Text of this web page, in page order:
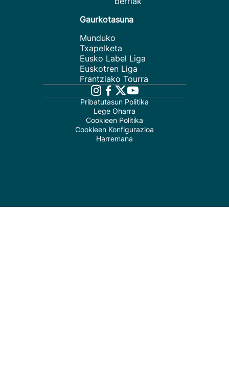
Gaurkotasuna
Munduko
Txapelketa
Eusko Label Liga
Euskotren Liga
Frantziako Tourra
Pribatutasun Politika
Lege Oharra
Cookieen Politika
Cookieen Konfigurazioa
Harremana